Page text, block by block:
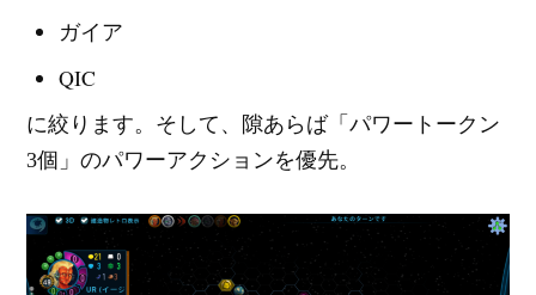
ガイア
QIC
に絞ります。そして、隙あらば「パワートークン
3個」のパワーアクションを優先。